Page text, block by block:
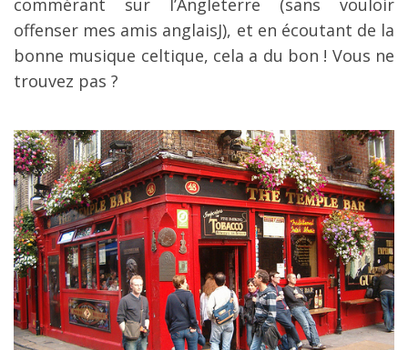
commérant sur l’Angleterre (sans vouloir
offenser mes amis anglaisJ), et en écoutant de la
bonne musique celtique, cela a du bon ! Vous ne
trouvez pas ?